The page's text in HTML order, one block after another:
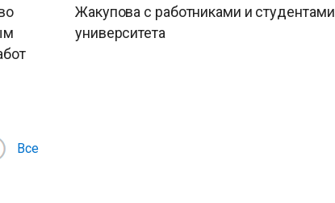
Жакупова с работниками и студентами
университета
Все